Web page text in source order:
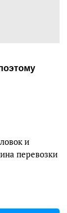
и
перевозки